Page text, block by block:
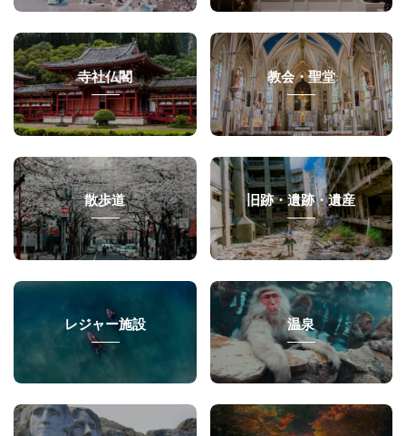
寺社仏閣 教会・聖堂
散歩道 旧跡・遺跡・遺産
レジャー施設 温泉